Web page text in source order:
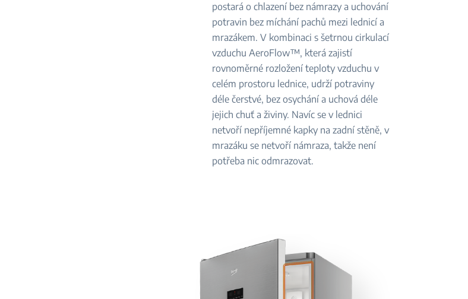
postará o chlazení bez námrazy a uchování
potravin bez míchání pachů mezi lednicí a
mrazákem. V kombinaci s šetrnou cirkulací
vzduchu AeroFlow™, která zajistí
rovnoměrné rozložení teploty vzduchu v
celém prostoru lednice, udrží potraviny
déle čerstvé, bez osychání a uchová déle
jejich chuť a živiny. Navíc se v lednici
netvoří nepříjemné kapky na zadní stěně, v
mrazáku se netvoří námraza, takže není
potřeba nic odmrazovat.